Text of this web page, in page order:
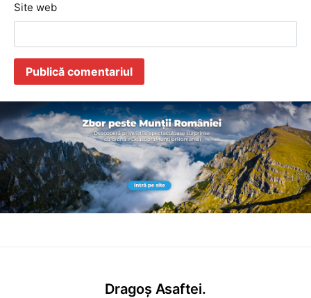
Site web
Dragoș Asaftei.